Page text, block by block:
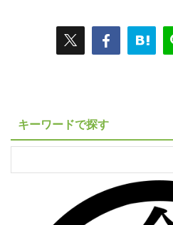
キーワードで探す